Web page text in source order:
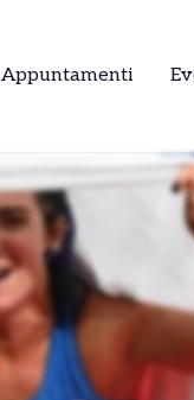
Appuntamenti